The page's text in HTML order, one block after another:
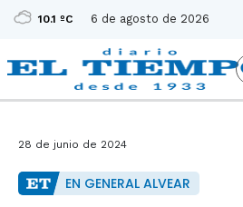
10.1 ºC 6 de agosto de 2026
28 de junio de 2024
EN GENERAL ALVEAR